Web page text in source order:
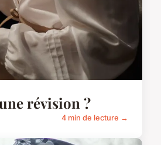
révision ?
4 min de lecture →